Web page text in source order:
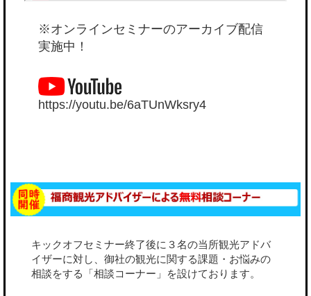
※オンラインセミナーのアーカイブ配信
実施中！
https://youtu.be/6aTUnWksry4
キックオフセミナー終了後に３名の当所観光アドバ
イザーに対し、御社の観光に関する課題・お悩みの
相談をする「相談コーナー」を設けております。